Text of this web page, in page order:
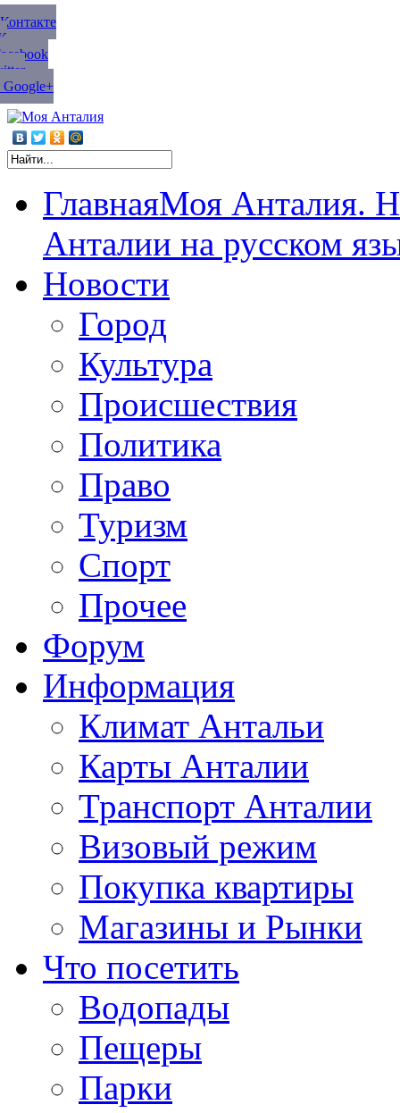
ГлавнаяМоя Анталия.
Анталии на русском
Новости
Город
Культура
Происшествия
Политика
Право
Туризм
Спорт
Прочее
Форум
Информация
Климат Антальи
Карты Анталии
Транспорт Анталии
Визовый режим
Покупка квартиры
Магазины и Рынки
Что посетить
Водопады
Пещеры
Парки